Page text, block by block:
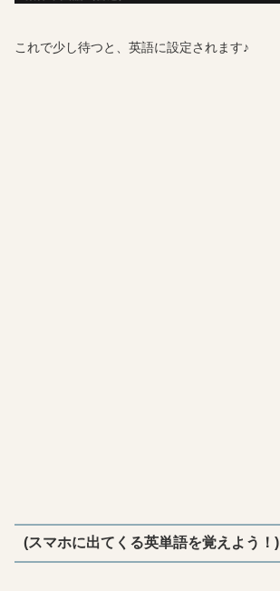
これで少し待つと、英語に設定されます♪
(スマホに出てくる英単語を覚えよう！)